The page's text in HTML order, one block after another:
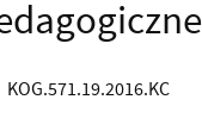
KOG.571.19.2016.KC